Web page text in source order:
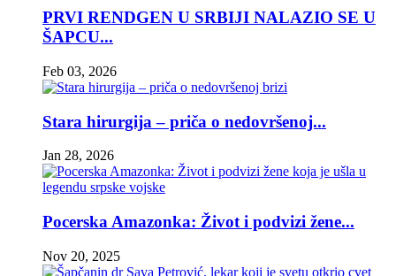
PRVI RENDGEN U SRBIJI NALAZIO SE U
ŠAPCU...
Feb 03, 2026
Stara hirurgija – priča o nedovršenoj...
Jan 28, 2026
Pocerska Amazonka: Život i podvizi žene...
Nov 20, 2025